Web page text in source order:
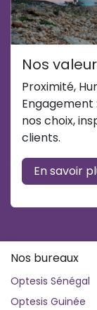
Nos
Proximité,
Engagement
nos choix,
clients.
En savoir
Nos bureaux
Optesis Sénégal
Optesis Guinée